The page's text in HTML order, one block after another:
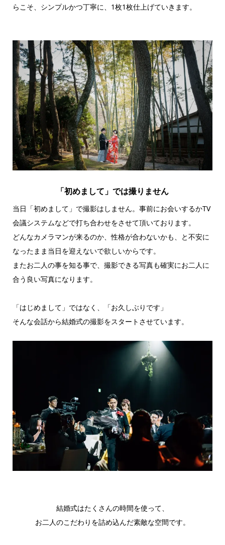
らこそ、シンプルかつ丁寧に、1枚1枚仕上げていきます。
「初めまして」では撮りません
当日「初めまして」で撮影はしません。事前にお会いするかTV
会議システムなどで打ち合わせをさせて頂いております。
どんなカメラマンが来るのか、性格が合わないかも、と不安に
なったまま当日を迎えないで欲しいからです。
またお二人の事を知る事で、撮影できる写真も確実にお二人に
合う良い写真になります。
「はじめまして」ではなく、「お久しぶりです」
そんな会話から結婚式の撮影をスタートさせています。
結婚式はたくさんの時間を使って、
お二人のこだわりを詰め込んだ素敵な空間です。